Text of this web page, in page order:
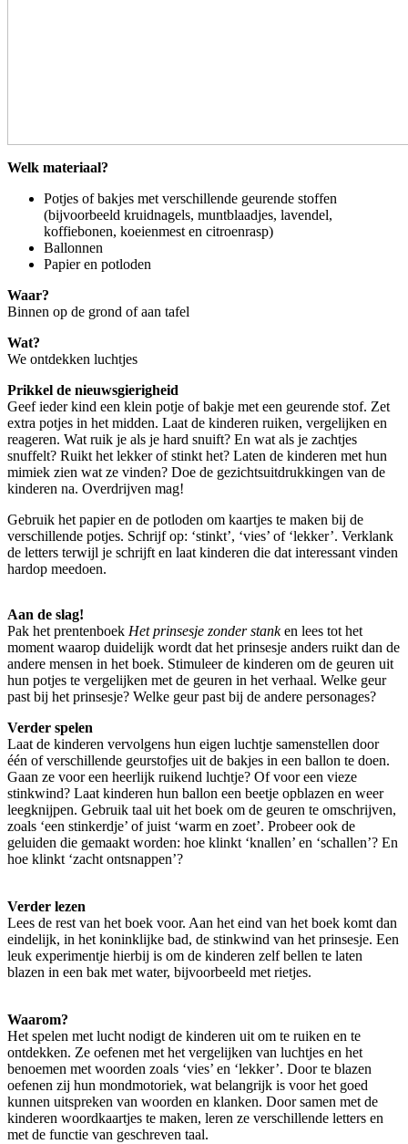
Welk materiaal?
Potjes of bakjes met verschillende geurende stoffen
(bijvoorbeeld kruidnagels, muntblaadjes, lavendel,
koffiebonen, koeienmest en citroenrasp)
Ballonnen
Papier en potloden
Waar?
Binnen op de grond of aan tafel
Wat?
We ontdekken luchtjes
Prikkel de nieuwsgierigheid
Geef ieder kind een klein potje of bakje met een geurende stof. Zet
extra potjes in het midden. Laat de kinderen ruiken, vergelijken en
reageren. Wat ruik je als je hard snuift? En wat als je zachtjes
snuffelt? Ruikt het lekker of stinkt het? Laten de kinderen met hun
mimiek zien wat ze vinden? Doe de gezichtsuitdrukkingen van de
kinderen na. Overdrijven mag!
Gebruik het papier en de potloden om kaartjes te maken bij de
verschillende potjes. Schrijf op: ‘stinkt’, ‘vies’ of ‘lekker’. Verklank
de letters terwijl je schrijft en laat kinderen die dat interessant vinden
hardop meedoen.
Aan de slag!
Pak het prentenboek Het prinsesje zonder stanken lees tot het
moment waarop duidelijk wordt dat het prinsesje anders ruikt dan de
andere mensen in het boek. Stimuleer de kinderen om de geuren uit
hun potjes te vergelijken met de geuren in het verhaal. Welke geur
past bij het prinsesje? Welke geur past bij de andere personages?
Verder spelen
Laat de kinderen vervolgens hun eigen luchtje samenstellen door
één of verschillende geurstofjes uit de bakjes in een ballon te doen.
Gaan ze voor een heerlijk ruikend luchtje? Of voor een vieze
stinkwind? Laat kinderen hun ballon een beetje opblazen en weer
leegknijpen. Gebruik taal uit het boek om de geuren te omschrijven,
zoals ‘een stinkerdje’ of juist ‘warm en zoet’. Probeer ook de
geluiden die gemaakt worden: hoe klinkt ‘knallen’ en ‘schallen’? En
hoe klinkt ‘zacht ontsnappen’?
Verder lezen
Lees de rest van het boek voor. Aan het eind van het boek komt dan
eindelijk, in het koninklijke bad, de stinkwind van het prinsesje. Een
leuk experimentje hierbij is om de kinderen zelf bellen te laten
blazen in een bak met water, bijvoorbeeld met rietjes.
Waarom?
Het spelen met lucht nodigt de kinderen uit om te ruiken en te
ontdekken. Ze oefenen met het vergelijken van luchtjes en het
benoemen met woorden zoals ‘vies’ en ‘lekker’. Door te blazen
oefenen zij hun mondmotoriek, wat belangrijk is voor het goed
kunnen uitspreken van woorden en klanken. Door samen met de
kinderen woordkaartjes te maken, leren ze verschillende letters en
met de functie van geschreven taal.